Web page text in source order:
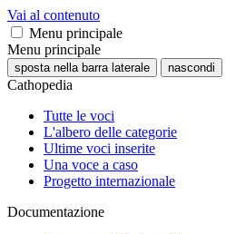
Vai al contenuto
Menu principale
Menu principale
sposta nella barra laterale nascondi
Cathopedia
Tutte le voci
L'albero delle categorie
Ultime voci inserite
Una voce a caso
Progetto internazionale
Documentazione